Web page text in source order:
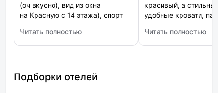
(оч вкусно), вид из окна
на Красную с 14 этажа), спорт
Ценник конечно - моё почтение.
Из минусов - при длительном
стороннюю прачечную
с конским ценником (900р.
Читать полностью
: Marriott Krasnodar (Марриотт Краснодар)
красивый, а
удобные кровати,
фантастическое
и качества.
Читать полностью
: Smart People Eco
Подборки отелей